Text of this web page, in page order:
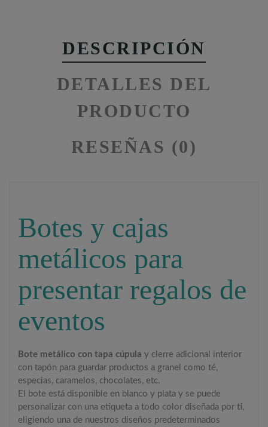
DESCRIPCIÓN
DETALLES DEL
PRODUCTO
RESEÑAS (0)
Botes y cajas
metálicos para
presentar regalos de
eventos
Bote metálico con tapa cúpula y cierre adicional interior
con tapón para guardar productos a granel como té,
especias, caramelos, chocolates, etc.
El bote está disponible en blanco y plata y se puede
personalizar con una etiqueta a todo color diseñada por ti,
eligiendo una de nuestros diseños predeterminados